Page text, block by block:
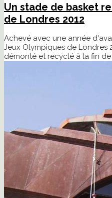
Un stade de basket
de Londres 2012
Achevé avec une année
Jeux Olympiques de Londres
démonté et recyclé à la fin de